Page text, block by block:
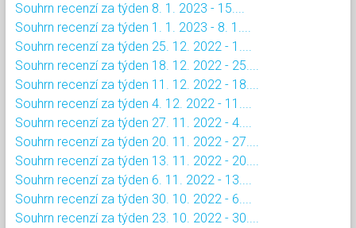
Souhrn recenzí za týden 8. 1. 2023 - 15....
Souhrn recenzí za týden 1. 1. 2023 - 8. 1....
Souhrn recenzí za týden 25. 12. 2022 - 1....
Souhrn recenzí za týden 18. 12. 2022 - 25....
Souhrn recenzí za týden 11. 12. 2022 - 18....
Souhrn recenzí za týden 4. 12. 2022 - 11....
Souhrn recenzí za týden 27. 11. 2022 - 4....
Souhrn recenzí za týden 20. 11. 2022 - 27....
Souhrn recenzí za týden 13. 11. 2022 - 20....
Souhrn recenzí za týden 6. 11. 2022 - 13....
Souhrn recenzí za týden 30. 10. 2022 - 6....
Souhrn recenzí za týden 23. 10. 2022 - 30....